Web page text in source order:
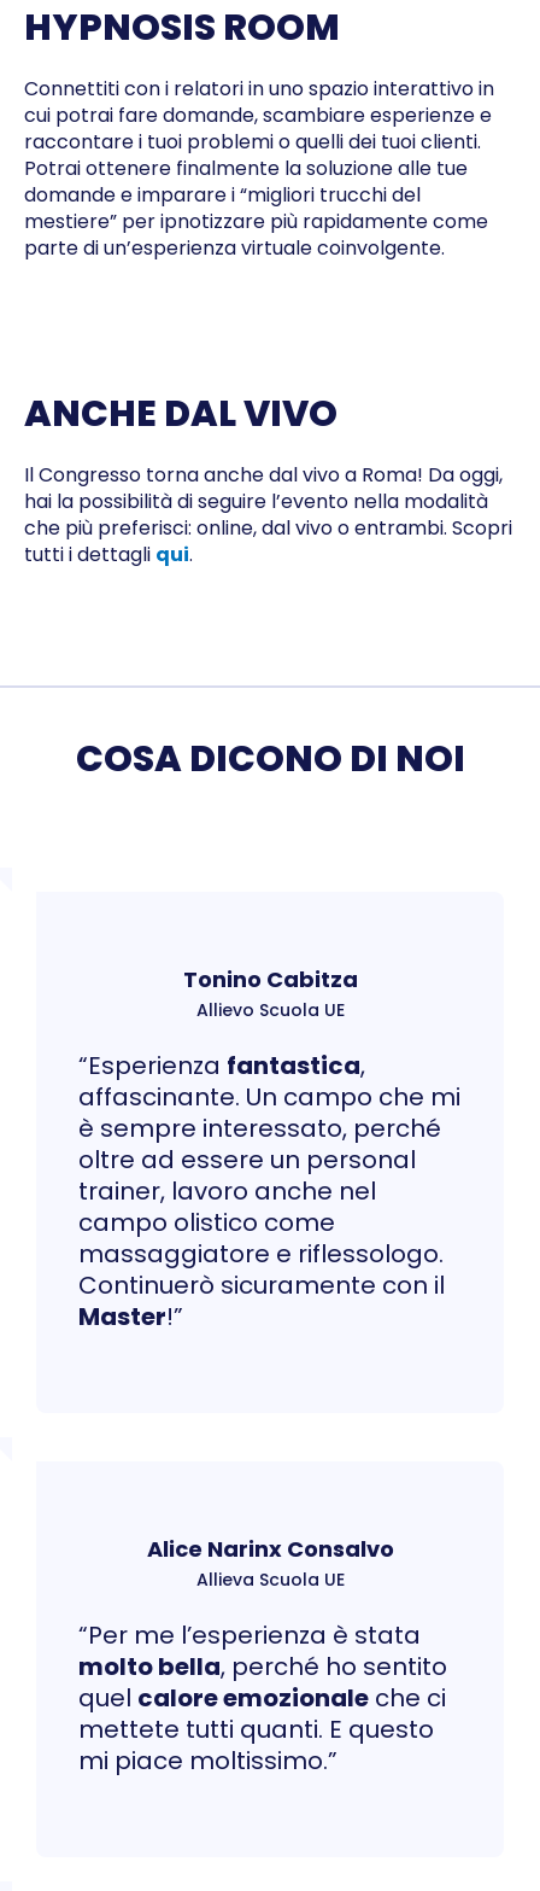
HYPNOSIS ROOM
Connettiti con i relatori in uno spazio interattivo in
cui potrai fare domande, scambiare esperienze e
raccontare i tuoi problemi o quelli dei tuoi clienti.
Potrai ottenere finalmente la soluzione alle tue
domande e imparare i “migliori trucchi del
mestiere” per ipnotizzare più rapidamente come
parte di un’esperienza virtuale coinvolgente.
ANCHE DAL VIVO
Il Congresso torna anche dal vivo a Roma! Da oggi,
hai la possibilità di seguire l’evento nella modalità
che più preferisci: online, dal vivo o entrambi. Scopri
tutti i dettagli qui.
COSA DICONO DI NOI
Tonino Cabitza
Allievo Scuola UE
“Esperienza fantastica,
affascinante. Un campo che mi
è sempre interessato, perché
oltre ad essere un personal
trainer, lavoro anche nel
campo olistico come
massaggiatore e riflessologo.
Continuerò sicuramente con il
Master!”
Alice Narinx Consalvo
Allieva Scuola UE
“Per me l’esperienza è stata
molto bella, perché ho sentito
quel calore emozionale che ci
mettete tutti quanti. E questo
mi piace moltissimo.”